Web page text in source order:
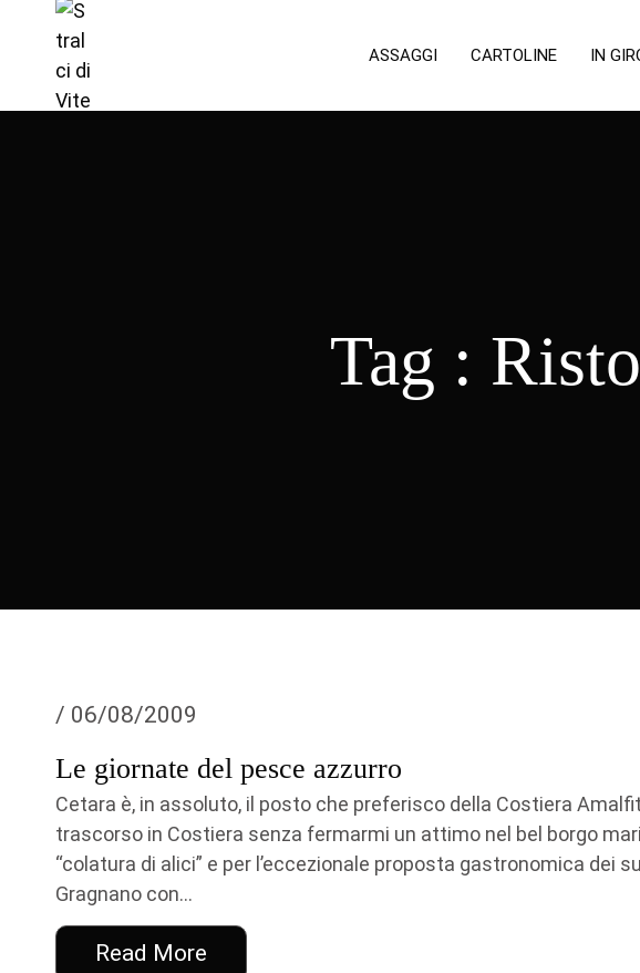
ASSAGGI CARTOLINE IN
Tag :
/ 06/08/2009
Le giornate del pesce azzurro
Cetara è, in assoluto, il posto che preferisco della Costiera
trascorso in Costiera senza fermarmi un attimo nel bel borgo
“colatura di alici” e per l’eccezionale proposta gastronomica dei
Gragnano con...
Read More